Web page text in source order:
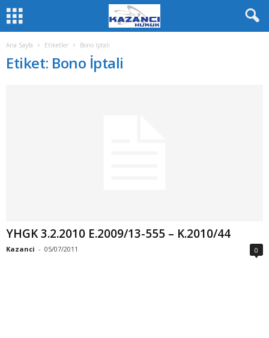
Ana Sayfa Etiketler Bono İptali
Etiket: Bono İptali
YHGK 3.2.2010 E.2009/13-555 – K.2010/44
Kazanci - 05/07/2011 0